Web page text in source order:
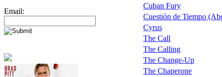
Email:
Cuban Fury
Cuestión de Tiempo
Cyrus
The Call
The Calling
The Change-Up
The Chaperone